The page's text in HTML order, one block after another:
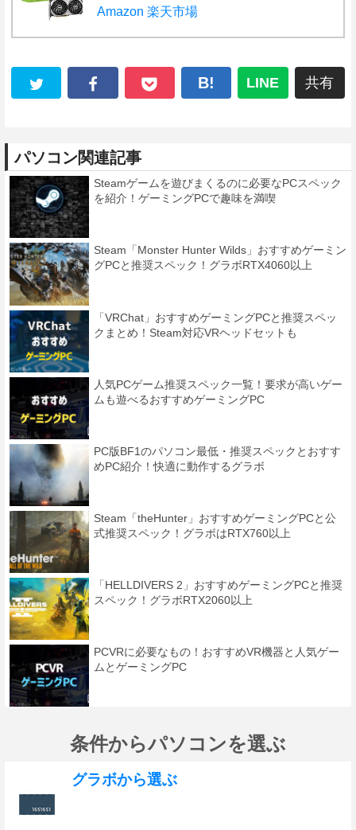
Amazon 楽天市場
B! LINE 共有
パソコン関連記事
Steamゲームを遊びまくるのに必要なPCスペック
を紹介！ゲーミングPCで趣味を満喫
Steam「Monster Hunter Wilds」おすすめゲーミン
グPCと推奨スペック！グラボRTX4060以上
「VRChat」おすすめゲーミングPCと推奨スペッ
クまとめ！Steam対応VRヘッドセットも
人気PCゲーム推奨スペック一覧！要求が高いゲー
ムも遊べるおすすめゲーミングPC
PC版BF1のパソコン最低・推奨スペックとおすす
めPC紹介！快適に動作するグラボ
Steam「theHunter」おすすめゲーミングPCと公
式推奨スペック！グラボはRTX760以上
「HELLDIVERS 2」おすすめゲーミングPCと推奨
スペック！グラボRTX2060以上
PCVRに必要なもの！おすすめVR機器と人気ゲー
ムとゲーミングPC
条件からパソコンを選ぶ
グラボから選ぶ